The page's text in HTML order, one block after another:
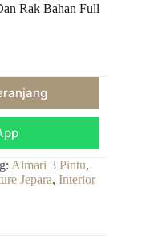
Rak Bahan Full
Almari 3 Pintu,
Jepara, Interior